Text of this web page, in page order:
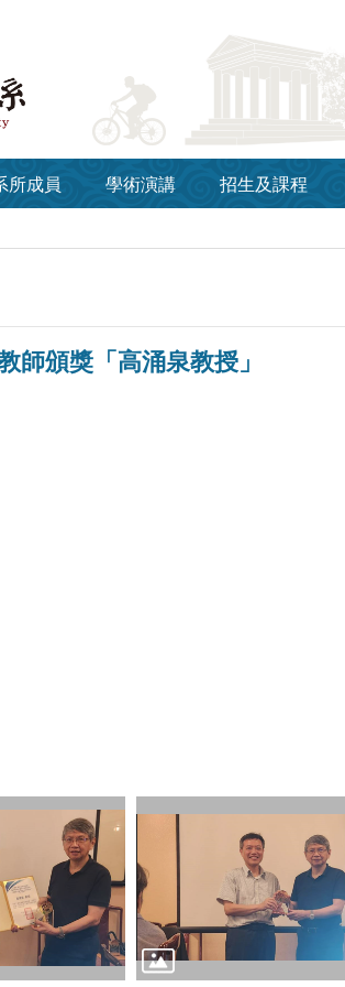
所成員 學術演講 招生及課程
師頒獎「高涌泉教授」